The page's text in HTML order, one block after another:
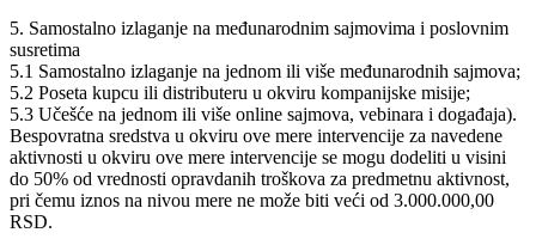
5. Samostalno izlaganje na međunarodnim sajmovima i poslovnim
susretima
5.1 Samostalno izlaganje na jednom ili više međunarodnih sajmova;
5.2 Poseta kupcu ili distributeru u okviru kompanijske misije;
5.3 Učešće na jednom ili više online sajmova, vebinara i događaja).
Bespovratna sredstva u okviru ove mere intervencije za navedene
aktivnosti u okviru ove mere intervencije se mogu dodeliti u visini
do 50% od vrednosti opravdanih troškova za predmetnu aktivnost,
pri čemu iznos na nivou mere ne može biti veći od 3.000.000,00
RSD.